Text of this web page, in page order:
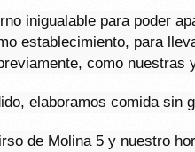
inigualable para poder
establecimiento, para
como nuestras
elaboramos comida sin
de Molina 5 y nuestro